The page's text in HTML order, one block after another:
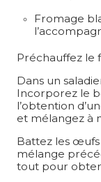
Fromage
Préchauffez le
Dans un
Incorporez le
l’obtention
et mélangez à
Battez les œufs
mélange
tout pour